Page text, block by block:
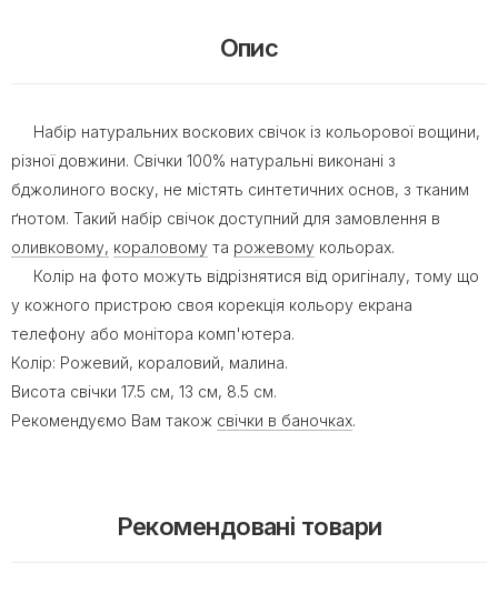
Опис
Набір натуральних воскових свічок із кольорової вощини,
різної довжини. Свічки 100% натуральні виконані з
бджолиного воску, не містять синтетичних основ, з тканим
ґнотом. Такий набір свічок доступний для замовлення в
оливковому, кораловому та рожевому кольорах.
Колір на фото можуть відрізнятися від оригіналу, тому що
у кожного пристрою своя корекція кольору екрана
телефону або монітора комп'ютера.
Колір: Рожевий, кораловий, малина.
Висота свічки 17.5 см, 13 см, 8.5 см.
Рекомендуємо Вам також свічки в баночках.
Рекомендовані товари